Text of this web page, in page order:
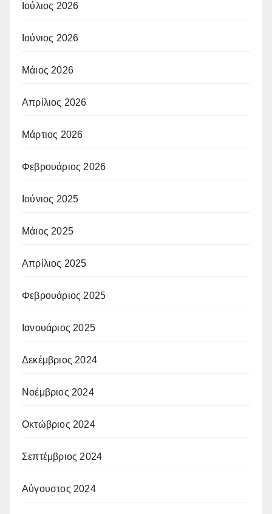
Ιούλιος 2026
Ιούνιος 2026
Μάιος 2026
Απρίλιος 2026
Μάρτιος 2026
Φεβρουάριος 2026
Ιούνιος 2025
Μάιος 2025
Απρίλιος 2025
Φεβρουάριος 2025
Ιανουάριος 2025
Δεκέμβριος 2024
Νοέμβριος 2024
Οκτώβριος 2024
Σεπτέμβριος 2024
Αύγουστος 2024